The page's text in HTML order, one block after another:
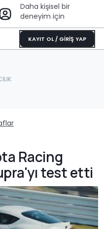
Daha kişisel bir
deneyim için
KAYIT OL / GİRİŞ YAP
Racing
test etti